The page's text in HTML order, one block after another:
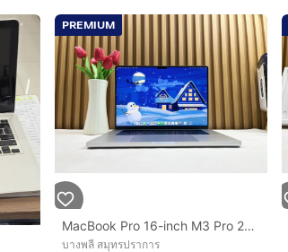
PREMIUM
MacBook Pro 16-inch M3 Pro 2023 Ram36GB SSD512GB Sliver
บางพลี สมุทรปราการ